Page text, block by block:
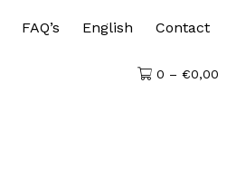
FAQ’s English Contact
0 – €0,00